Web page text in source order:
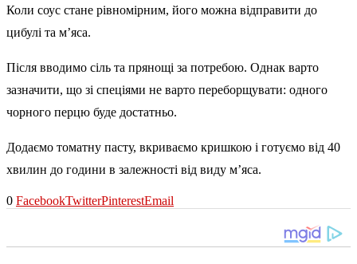
Коли соус стане рівномірним, його можна відправити до
цибулі та м’яса.
Після вводимо сіль та прянощі за потребою. Однак варто
зазначити, що зі спеціями не варто переборщувати: одного
чорного перцю буде достатньо.
Додаємо томатну пасту, вкриваємо кришкою і готуємо від 40
хвилин до години в залежності від виду м’яса.
0 FacebookTwitterPinterestEmail